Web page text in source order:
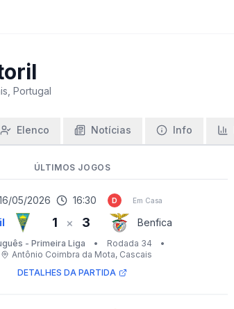
Portugal
Elenco Notícias Info
ÚLTIMOS JOGOS
05/2026 16:30 D Em Casa
1 × 3 Benfica
- Primeira Liga • Rodada 34
•
Antônio Coimbra da Mota, Cascais
DETALHES DA PARTIDA